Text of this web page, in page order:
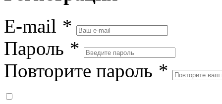
E-mail *
Пароль *
Повторите пароль *